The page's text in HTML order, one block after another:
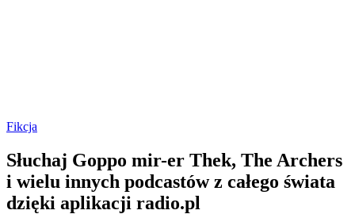
Fikcja
Słuchaj Goppo mir-er Thek, The Archers
i wielu innych podcastów z całego świata
dzięki aplikacji radio.pl